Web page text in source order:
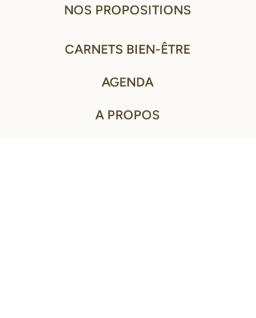
NOS PROPOSITIONS
CARNETS BIEN-ÊTRE
AGENDA
A PROPOS